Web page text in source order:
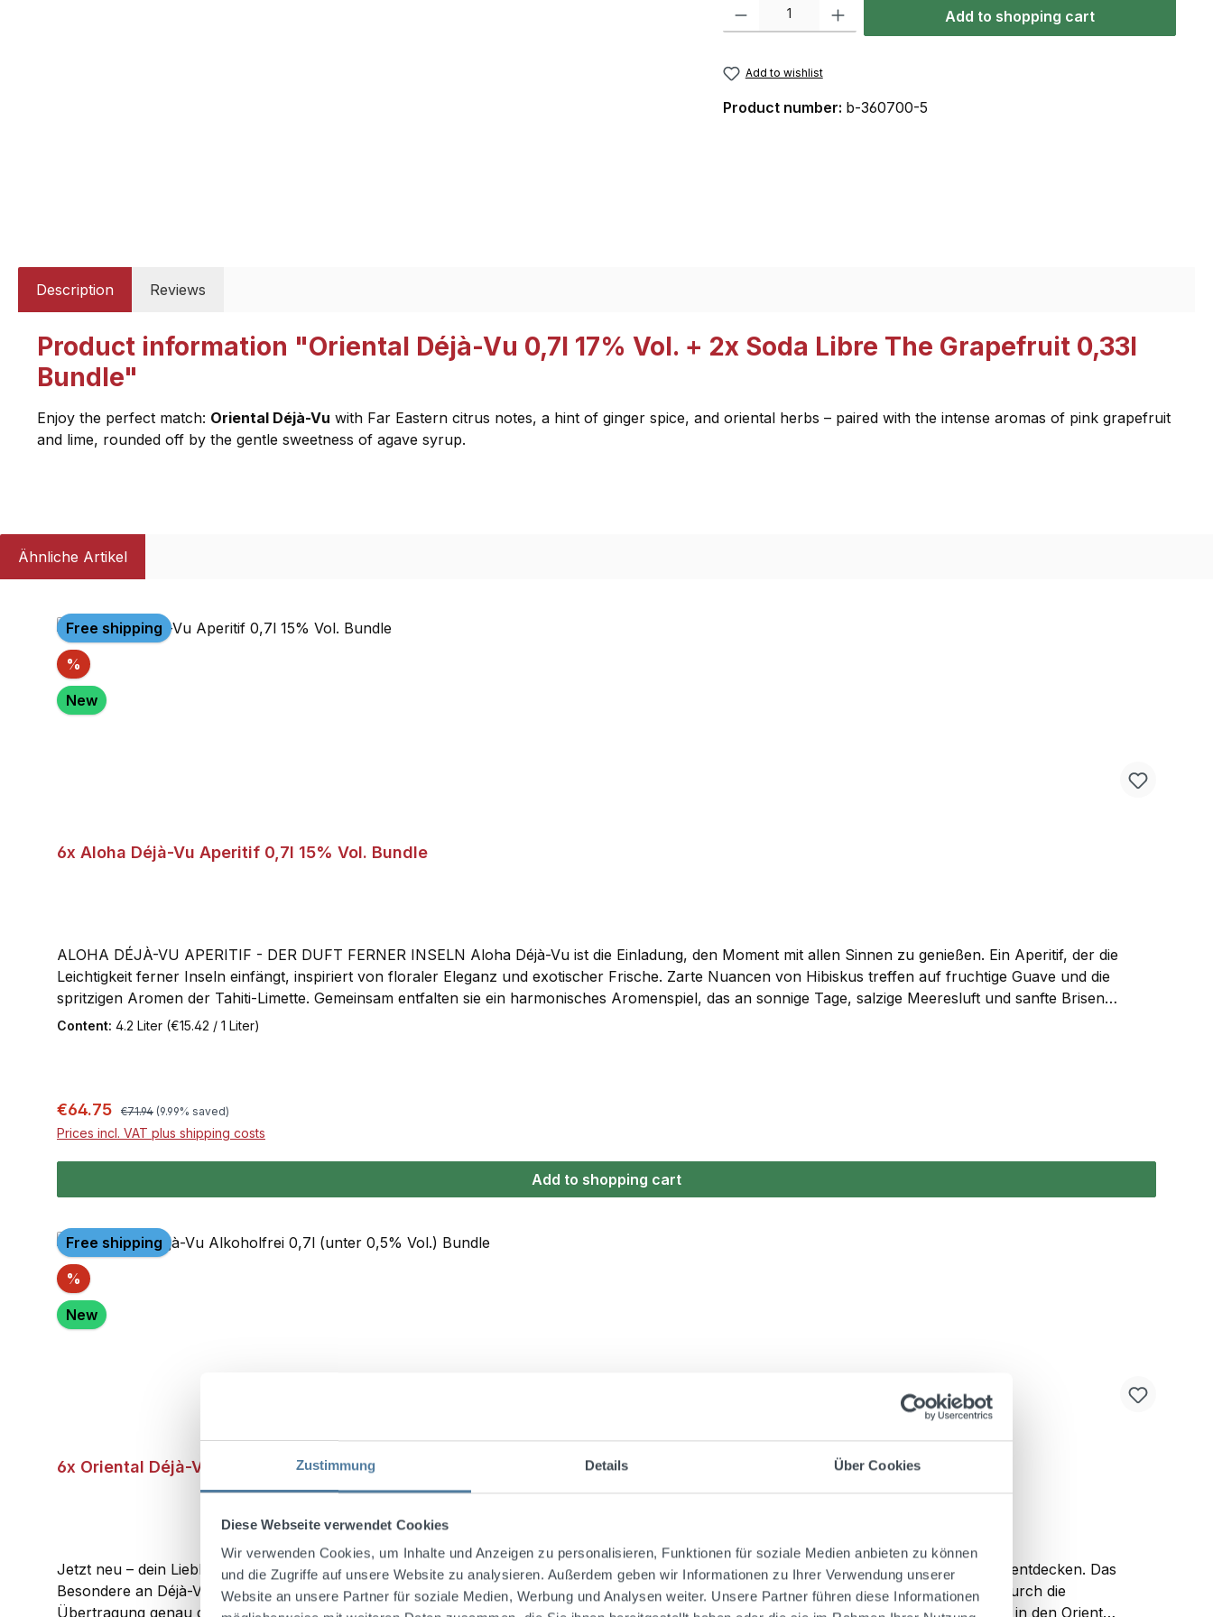
Zustimmung Details Über Cookies
Diese Webseite verwendet Cookies
Wir verwenden Cookies, um Inhalte und Anzeigen zu personalisieren, Funktionen für soziale Medien anbieten zu können
und die Zugriffe auf unsere Website zu analysieren. Außerdem geben wir Informationen zu Ihrer Verwendung unserer
Website an unsere Partner für soziale Medien, Werbung und Analysen weiter. Unsere Partner führen diese Informationen
Add to shopping cart
Add to wishlist
Product number: b-360700-5
Description Reviews
Product information "Oriental Déjà-Vu 0,7l 17% Vol. + 2x Soda Libre The Grapefruit 0,33l
Bundle"
Enjoy the perfect match: Oriental Déjà-Vu with Far Eastern citrus notes, a hint of ginger spice, and oriental herbs – paired with the intense aromas of pink grapefruit
and lime, rounded off by the gentle sweetness of agave syrup.
Ähnliche Artikel
Free shipping
% Discount
New
6x Aloha Déjà-Vu Aperitif 0,7l 15% Vol. Bundle
ALOHA DÉJÀ-VU APERITIF - DER DUFT FERNER INSELN Aloha Déjà-Vu ist die Einladung, den Moment mit allen Sinnen zu genießen. Ein Aperitif, der die
Leichtigkeit ferner Inseln einfängt, inspiriert von floraler Eleganz und exotischer Frische. Zarte Nuancen von Hibiskus treffen auf fruchtige Guave und die
spritzigen Aromen der Tahiti-Limette. Gemeinsam entfalten sie ein harmonisches Aromenspiel, das an sonnige Tage, salzige Meeresluft und sanfte Brisen
erinnert. Mit seiner ausgewogenen Balance zwischen blumigen und fruchtigen Noten bringt Aloha Déjà-Vu ein Gefühl von Sommer und Lebensfreude ins Glas.
Content: 4.2 Liter (€15.42 / 1 Liter)
Sale price:
€64.75 Regular price:
€71.94 (9.99% saved)
Prices incl. VAT plus shipping costs
Add to shopping cart
Free shipping
% Discount
New
6x Oriental Déjà-Vu Alkoholfrei 0,7l (unter 0,5% Vol.) Bundle
Jetzt neu – dein Lieblingsaperitif auch alkoholfrei! Mit Oriental Déjà-Vu alkoholfrei lässt sich die Ferne nun auch alkoholfrei über alle Sinne entdecken. Das
Besondere an Déjà-Vu ist nicht der Alkohol, sondern die geschmackliche Raffinesse, die die exotischen Geschmäcker dieser Welt vereint. Durch die
Übertragung genau dieser Essenz der Ferne ist eine einzigartige alkoholfeie Aperitif-Variante entstanden, welche auch alkoholfrei die Sinne in den Orient